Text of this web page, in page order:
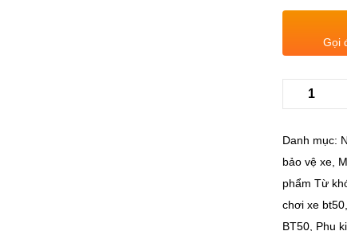
Gọi
Danh mục:
bảo vệ xe
phẩm Từ
chơi xe bt50
BT50 Phụ